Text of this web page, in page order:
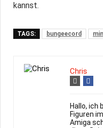
kannst.
TAGS: bungeecord
Chris
Hallo, ich
Figuren
Amiga